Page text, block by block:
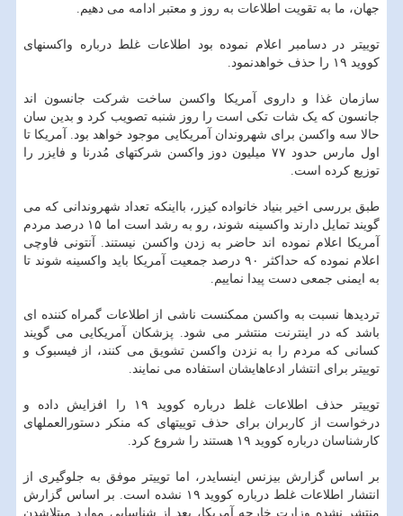
جهان، ما به تقویت اطلاعات به روز و معتبر ادامه می دهیم.
توییتر در دسامبر اعلام نموده بود اطلاعات غلط درباره واکسنهای
کووید ۱۹ را حذف خواهدنمود.
سازمان غذا و داروی آمریکا واکسن ساخت شرکت جانسون اند
جانسون که یک شات تکی است را روز شنبه تصویب کرد و بدین سان
حالا سه واکسن برای شهروندان آمریکایی موجود خواهد بود. آمریکا تا
اول مارس حدود ۷۷ میلیون دوز واکسن شرکتهای مُدرنا و فایزر را
توزیع کرده است.
طبق بررسی اخیر بنیاد خانواده کیزر، بااینکه تعداد شهروندانی که می
گویند تمایل دارند واکسینه شوند، رو به رشد است اما ۱۵ درصد مردم
آمریکا اعلام نموده اند حاضر به زدن واکسن نیستند. آنتونی فاوچی
اعلام نموده که حداکثر ۹۰ درصد جمعیت آمریکا باید واکسینه شوند تا
به ایمنی جمعی دست پیدا نماییم.
تردیدها نسبت به واکسن ممکنست ناشی از اطلاعات گمراه کننده ای
باشد که در اینترنت منتشر می شود. پزشکان آمریکایی می گویند
کسانی که مردم را به نزدن واکسن تشویق می کنند، از فیسبوک و
توییتر برای انتشار ادعاهایشان استفاده می نمایند.
توییتر حذف اطلاعات غلط درباره کووید ۱۹ را افزایش داده و
درخواست از کاربران برای حذف توییتهای که منکر دستورالعملهای
کارشناسان درباره کووید ۱۹ هستند را شروع کرد.
بر اساس گزارش بیزنس اینسایدر، اما توییتر موفق به جلوگیری از
انتشار اطلاعات غلط درباره کووید ۱۹ نشده است. بر اساس گزارش
منتشر نشده وزارت خارجه آمریکا، بعد از شناسایی موارد مبتلاشدن